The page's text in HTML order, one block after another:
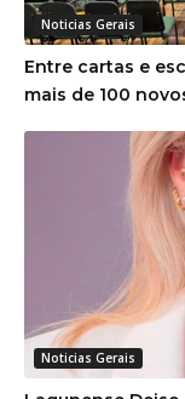
Noticias Gerais
Entre cartas e
mais de 100
Noticias Gerais